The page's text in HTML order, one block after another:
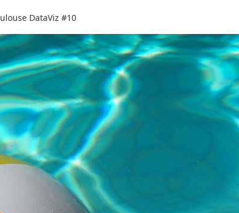
DataViz #10